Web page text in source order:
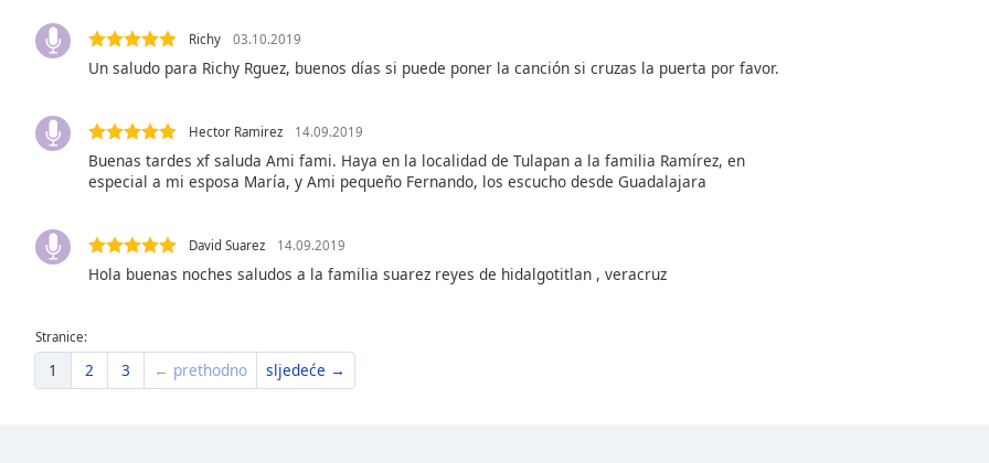
dialog
cancel
window.
Opacity
Richy 03.10.2019
Un saludo para Richy Rguez, buenos días si puede poner la canción si cruzas la puerta por favor.
Hector Ramirez 14.09.2019
Buenas tardes xf saluda Ami fami. Haya en la localidad de Tulapan a la familia Ramírez, en
especial a mi esposa María, y Ami pequeño Fernando, los escucho desde Guadalajara
David Suarez 14.09.2019
Hola buenas noches saludos a la familia suarez reyes de hidalgotitlan , veracruz
Stranice:
1 2 3 ← prethodno sljedeće →